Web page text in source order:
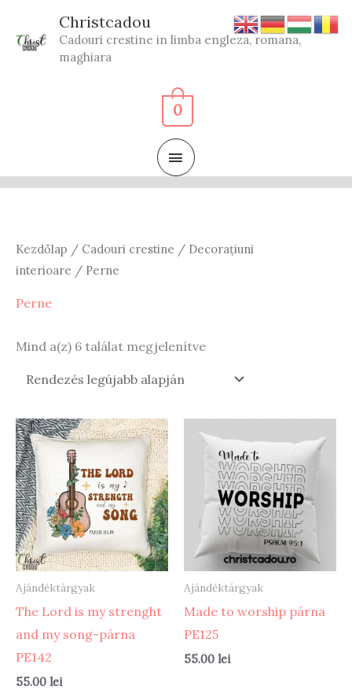
content
Christcadou
Cadouri crestine in limba engleza, romana,
maghiara
MAIN
MENU
0
Kezdőlap / Cadouri crestine / Decorațiuni
interioare / Perne
Perne
Mind a(z) 6 találat megjelenítveSorted
Ajándéktárgyak
The Lord is my strenght
and my song-párna
PE142
55.00 lei
Ajándéktárgyak
Made to worship párna
PE125
55.00 lei